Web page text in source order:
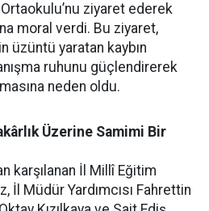
ziyaret ederek
moral verdi. Bu ziyaret,
üzüntü yaratan kaybın
ruhunu güçlendirerek
neden oldu.
Üzerine Samimi Bir
karşılanan İl Millî Eğitim
İl Müdür Yardımcısı Fahrettin